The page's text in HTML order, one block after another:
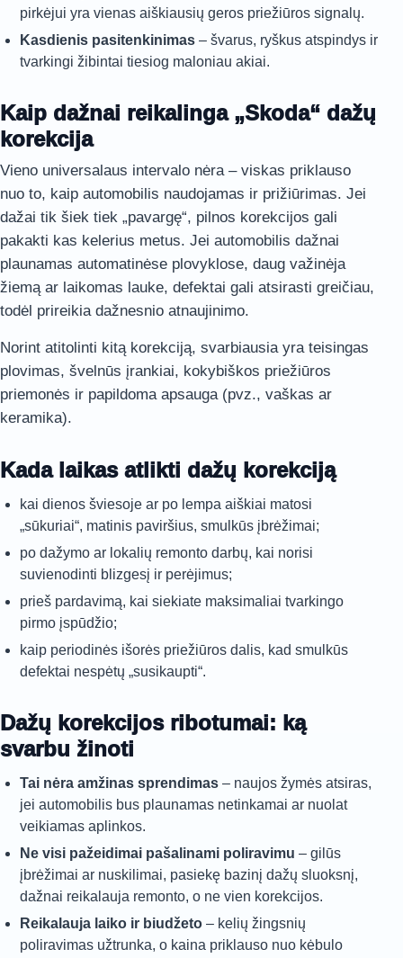
pirkėjui yra vienas aiškiausių geros priežiūros signalų.
Kasdienis pasitenkinimas – švarus, ryškus atspindys ir
tvarkingi žibintai tiesiog maloniau akiai.
Kaip dažnai reikalinga „Skoda“ dažų
korekcija
Vieno universalaus intervalo nėra – viskas priklauso
nuo to, kaip automobilis naudojamas ir prižiūrimas. Jei
dažai tik šiek tiek „pavargę“, pilnos korekcijos gali
pakakti kas kelerius metus. Jei automobilis dažnai
plaunamas automatinėse plovyklose, daug važinėja
žiemą ar laikomas lauke, defektai gali atsirasti greičiau,
todėl prireikia dažnesnio atnaujinimo.
Norint atitolinti kitą korekciją, svarbiausia yra teisingas
plovimas, švelnūs įrankiai, kokybiškos priežiūros
priemonės ir papildoma apsauga (pvz., vaškas ar
keramika).
Kada laikas atlikti dažų korekciją
kai dienos šviesoje ar po lempa aiškiai matosi
„sūkuriai“, matinis paviršius, smulkūs įbrėžimai;
po dažymo ar lokalių remonto darbų, kai norisi
suvienodinti blizgesį ir perėjimus;
prieš pardavimą, kai siekiate maksimaliai tvarkingo
pirmo įspūdžio;
kaip periodinės išorės priežiūros dalis, kad smulkūs
defektai nespėtų „susikaupti“.
Dažų korekcijos ribotumai: ką
svarbu žinoti
Tai nėra amžinas sprendimas – naujos žymės atsiras,
jei automobilis bus plaunamas netinkamai ar nuolat
veikiamas aplinkos.
Ne visi pažeidimai pašalinami poliravimu – gilūs
įbrėžimai ar nuskilimai, pasiekę bazinį dažų sluoksnį,
dažnai reikalauja remonto, o ne vien korekcijos.
Reikalauja laiko ir biudžeto – kelių žingsnių
poliravimas užtrunka, o kaina priklauso nuo kėbulo